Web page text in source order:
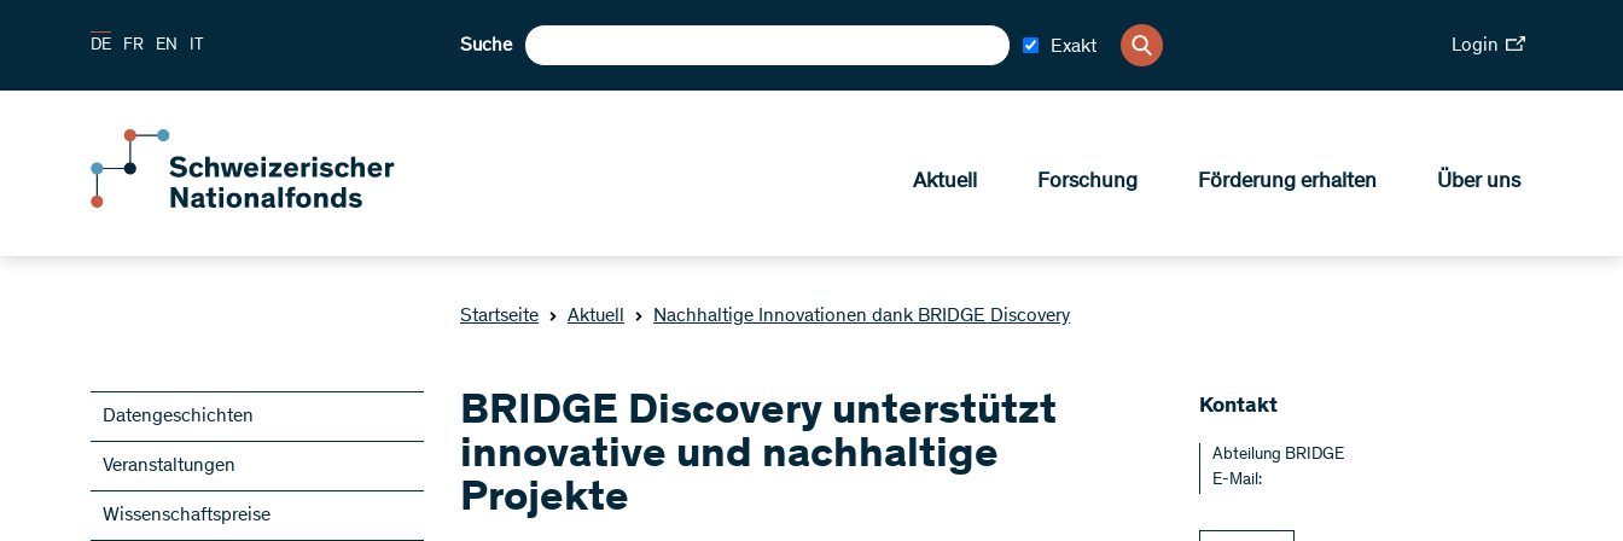
DE FR EN IT Suche Exakt Login
Aktuell Forschung Förderung erhalten Über uns
Startseite Aktuell Nachhaltige Innovationen dank BRIDGE Discovery
Datengeschichten
Veranstaltungen
Wissenschaftspreise
BRIDGE Discovery unterstützt
innovative und nachhaltige
Projekte
Kontakt
Abteilung BRIDGE
E-Mail: